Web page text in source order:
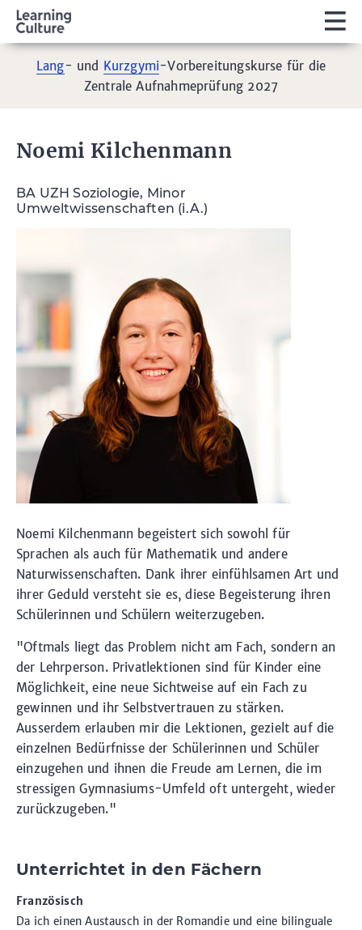
Lang- und Kurzgymi-Vorbereitungskurse für die
Zentrale Aufnahmeprüfung 2027
Noemi Kilchenmann
BA UZH Soziologie, Minor
Umweltwissenschaften (i.A.)
Noemi Kilchenmann begeistert sich sowohl für
Sprachen als auch für Mathematik und andere
Naturwissenschaften. Dank ihrer einfühlsamen Art und
ihrer Geduld versteht sie es, diese Begeisterung ihren
Schülerinnen und Schülern weiterzugeben.
"Oftmals liegt das Problem nicht am Fach, sondern an
der Lehrperson. Privatlektionen sind für Kinder eine
Möglichkeit, eine neue Sichtweise auf ein Fach zu
gewinnen und ihr Selbstvertrauen zu stärken.
Ausserdem erlauben mir die Lektionen, gezielt auf die
einzelnen Bedürfnisse der Schülerinnen und Schüler
einzugehen und ihnen die Freude am Lernen, die im
stressigen Gymnasiums-Umfeld oft untergeht, wieder
zurückzugeben."
Unterrichtet in den Fächern
Französisch
Da ich einen Austausch in der Romandie und eine bilinguale